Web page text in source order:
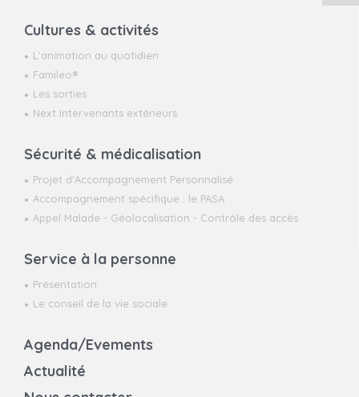
Cultures & activités
L'animation au quotidien
Famileo®
Les sorties
Next Intervenants extérieurs
Sécurité & médicalisation
Projet d'Accompagnement Personnalisé
Accompagnement spécifique : le PASA
Appel Malade - Géolocalisation - Contrôle des accès
Service à la personne
Présentation
Le conseil de la vie sociale
Agenda/Evements
Actualité